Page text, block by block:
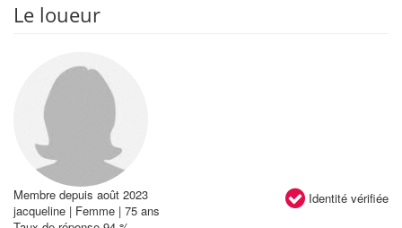
Le loueur
Identité vérifiée
Membre depuis août 2023
jacqueline | Femme | 75 ans